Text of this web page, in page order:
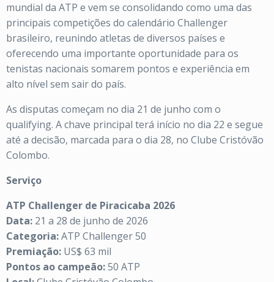
mundial da ATP e vem se consolidando como uma das
principais competições do calendário Challenger
brasileiro, reunindo atletas de diversos países e
oferecendo uma importante oportunidade para os
tenistas nacionais somarem pontos e experiência em
alto nível sem sair do país.
As disputas começam no dia 21 de junho com o
qualifying. A chave principal terá início no dia 22 e segue
até a decisão, marcada para o dia 28, no Clube Cristóvão
Colombo.
Serviço
ATP Challenger de Piracicaba 2026
Data: 21 a 28 de junho de 2026
Categoria:ATP Challenger 50
Premiação: US$ 63 mil
Pontos ao campeão:50 ATP